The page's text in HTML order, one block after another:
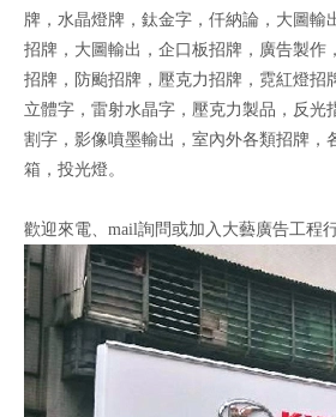
牌，水晶燈牌，鈦金字，仟納論，大圖輸
招牌，大圖輸出，企口板招牌，廣告製作
招牌，防颱招牌，壓克力招牌，霓紅燈招
立體字，雷射水晶字，壓克力製品，反光
割字，影像噴墨輸出，室內外各類招牌，
箱，投光燈。
歡迎來電、mail詢問或加入大藝廣告工程